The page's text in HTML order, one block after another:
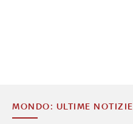
MONDO: ULTIME NOTIZIE